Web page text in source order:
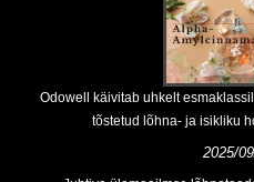
Odowell käivitab uhkelt
tõstetud lõhna- ja isikliku
2025/